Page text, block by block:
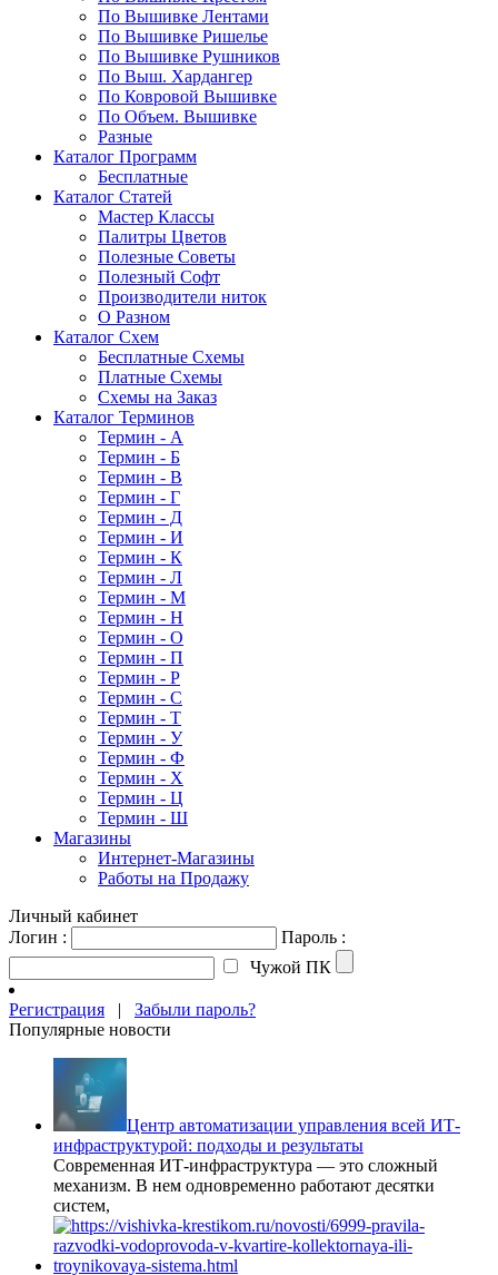
По Вышивке Лентами
По Вышивке Ришелье
По Вышивке Рушников
По Выш. Хардангер
По Ковровой Вышивке
По Объем. Вышивке
Разные
Каталог Программ
Бесплатные
Каталог Статей
Мастер Классы
Палитры Цветов
Полезные Советы
Полезный Софт
Производители ниток
О Разном
Каталог Схем
Бесплатные Схемы
Платные Схемы
Схемы на Заказ
Каталог Терминов
Термин - А
Термин - Б
Термин - В
Термин - Г
Термин - Д
Термин - И
Термин - К
Термин - Л
Термин - М
Термин - Н
Термин - О
Термин - П
Термин - Р
Термин - С
Термин - Т
Термин - У
Термин - Ф
Термин - Х
Термин - Ц
Термин - Ш
Магазины
Интернет-Магазины
Работы на Продажу
Личный кабинет
Логин :
Пароль :
Чужой ПК
Регистрация | Забыли пароль?
Популярные новости
Центр автоматизации управления всей ИТ-
инфраструктурой: подходы и результаты
Современная ИТ-инфраструктура — это сложный
механизм. В нем одновременно работают десятки
систем,